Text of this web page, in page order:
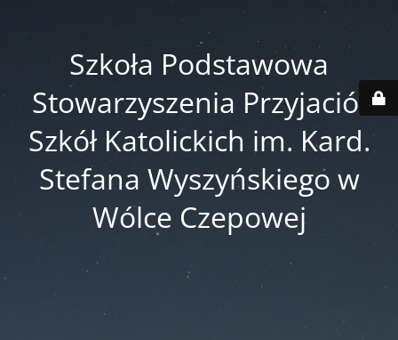
Szkoła Podstawowa
Stowarzyszenia Przyjaciół
Szkół Katolickich im. Kard.
Stefana Wyszyńskiego w
Wólce Czepowej